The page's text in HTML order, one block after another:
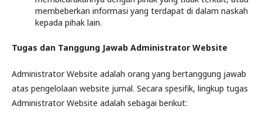
membeberkan informasi yang terdapat di dalam naskah
kepada pihak lain.
Tugas dan Tanggung Jawab Administrator Website
Administrator Website adalah orang yang bertanggung jawab
atas pengelolaan website jurnal. Secara spesifik, lingkup tugas
Administrator Website adalah sebagai berikut: